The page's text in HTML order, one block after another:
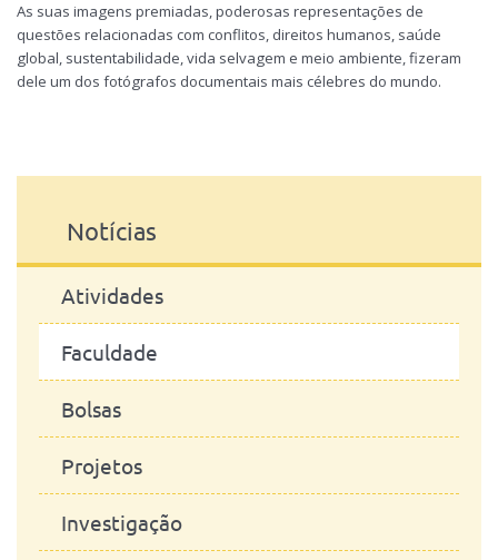
As suas imagens premiadas, poderosas representações de
questões relacionadas com conflitos, direitos humanos, saúde
global, sustentabilidade, vida selvagem e meio ambiente, fizeram
dele um dos fotógrafos documentais mais célebres do mundo.
Notícias
Atividades
Faculdade
Bolsas
Projetos
Investigação